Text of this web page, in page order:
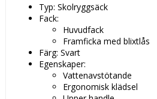
Typ: Skolryggsäck
Fack:
Huvudfack
Framficka med blixtlås
Färg: Svart
Egenskaper:
Vattenavstötande
Ergonomisk klädsel